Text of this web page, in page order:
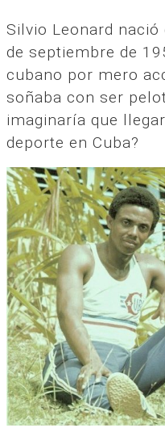
Silvio Leonard
de septiembre de
cubano por mero
soñaba con ser
imaginaría que
deporte en Cuba?